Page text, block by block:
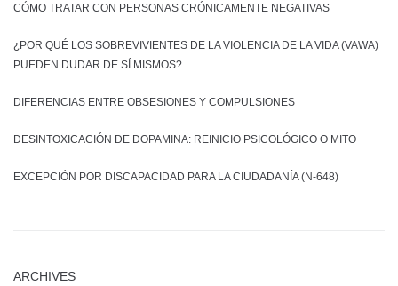
CÓMO TRATAR CON PERSONAS CRÓNICAMENTE NEGATIVAS
¿POR QUÉ LOS SOBREVIVIENTES DE LA VIOLENCIA DE LA VIDA (VAWA)
PUEDEN DUDAR DE SÍ MISMOS?
DIFERENCIAS ENTRE OBSESIONES Y COMPULSIONES
DESINTOXICACIÓN DE DOPAMINA: REINICIO PSICOLÓGICO O MITO
EXCEPCIÓN POR DISCAPACIDAD PARA LA CIUDADANÍA (N-648)
ARCHIVES